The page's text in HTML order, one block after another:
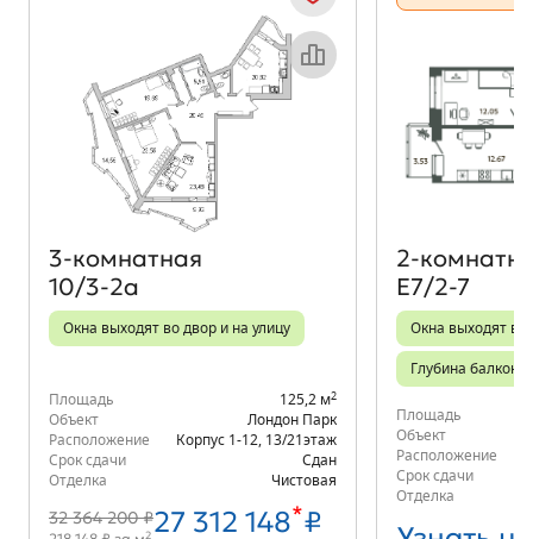
3‑комнатная
10/3-2а
Окна выходят во двор и на улицу
Площадь 125,2 м2
Объект
Лондон Парк
Расположение
Корпус 1-12 13/21 этаж
Срок сдачи
Сдан
Отделка
Чистовая
32 364 200 ₽27 312 148*₽
2
Е7/2-7
Окна выходят во
Глубина
Площадь
Объект
Расположение
Срок сдачи
Отделка